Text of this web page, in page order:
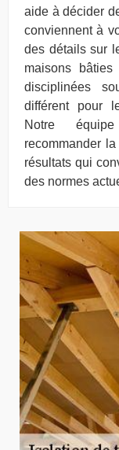
aide à décider
conviennent à
des détails sur
maisons
disciplinées
différent pour
Notre
recommander
résultats qui
des normes